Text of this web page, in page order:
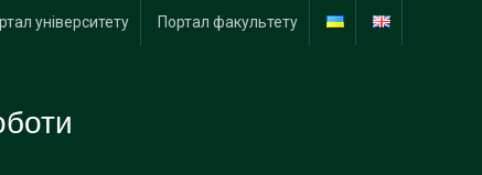
університету Портал факультету